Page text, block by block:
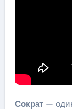
Сократ— один